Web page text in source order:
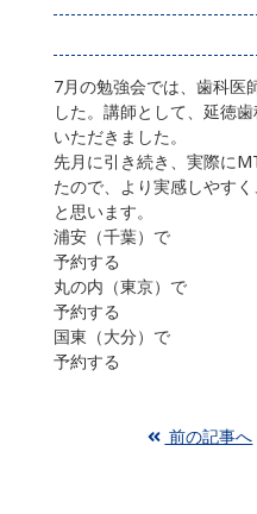
7月の勉強会では、歯科医
した。講師として、延徳
いただきました。
先月に引き続き、実際に
たので、より実感しやす
と思います。
浦安（千葉）で
予約する
丸の内（東京）で
予約する
国東（大分）で
予約する
前の記事へ